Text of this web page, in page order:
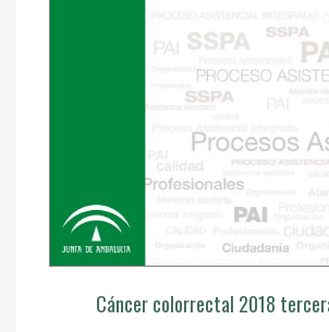
Cáncer colorrectal 2018